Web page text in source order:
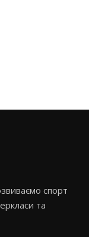
спорт
та